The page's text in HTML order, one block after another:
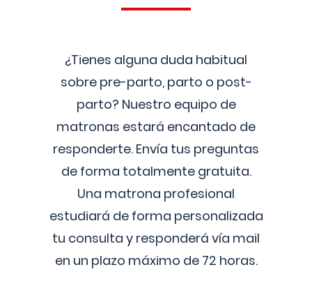
¿Tienes alguna duda habitual
sobre pre-parto, parto o post-
parto? Nuestro equipo de
matronas estará encantado de
responderte. Envía tus preguntas
de forma totalmente gratuita.
Una matrona profesional
estudiará de forma personalizada
tu consulta y responderá vía mail
en un plazo máximo de 72 horas.